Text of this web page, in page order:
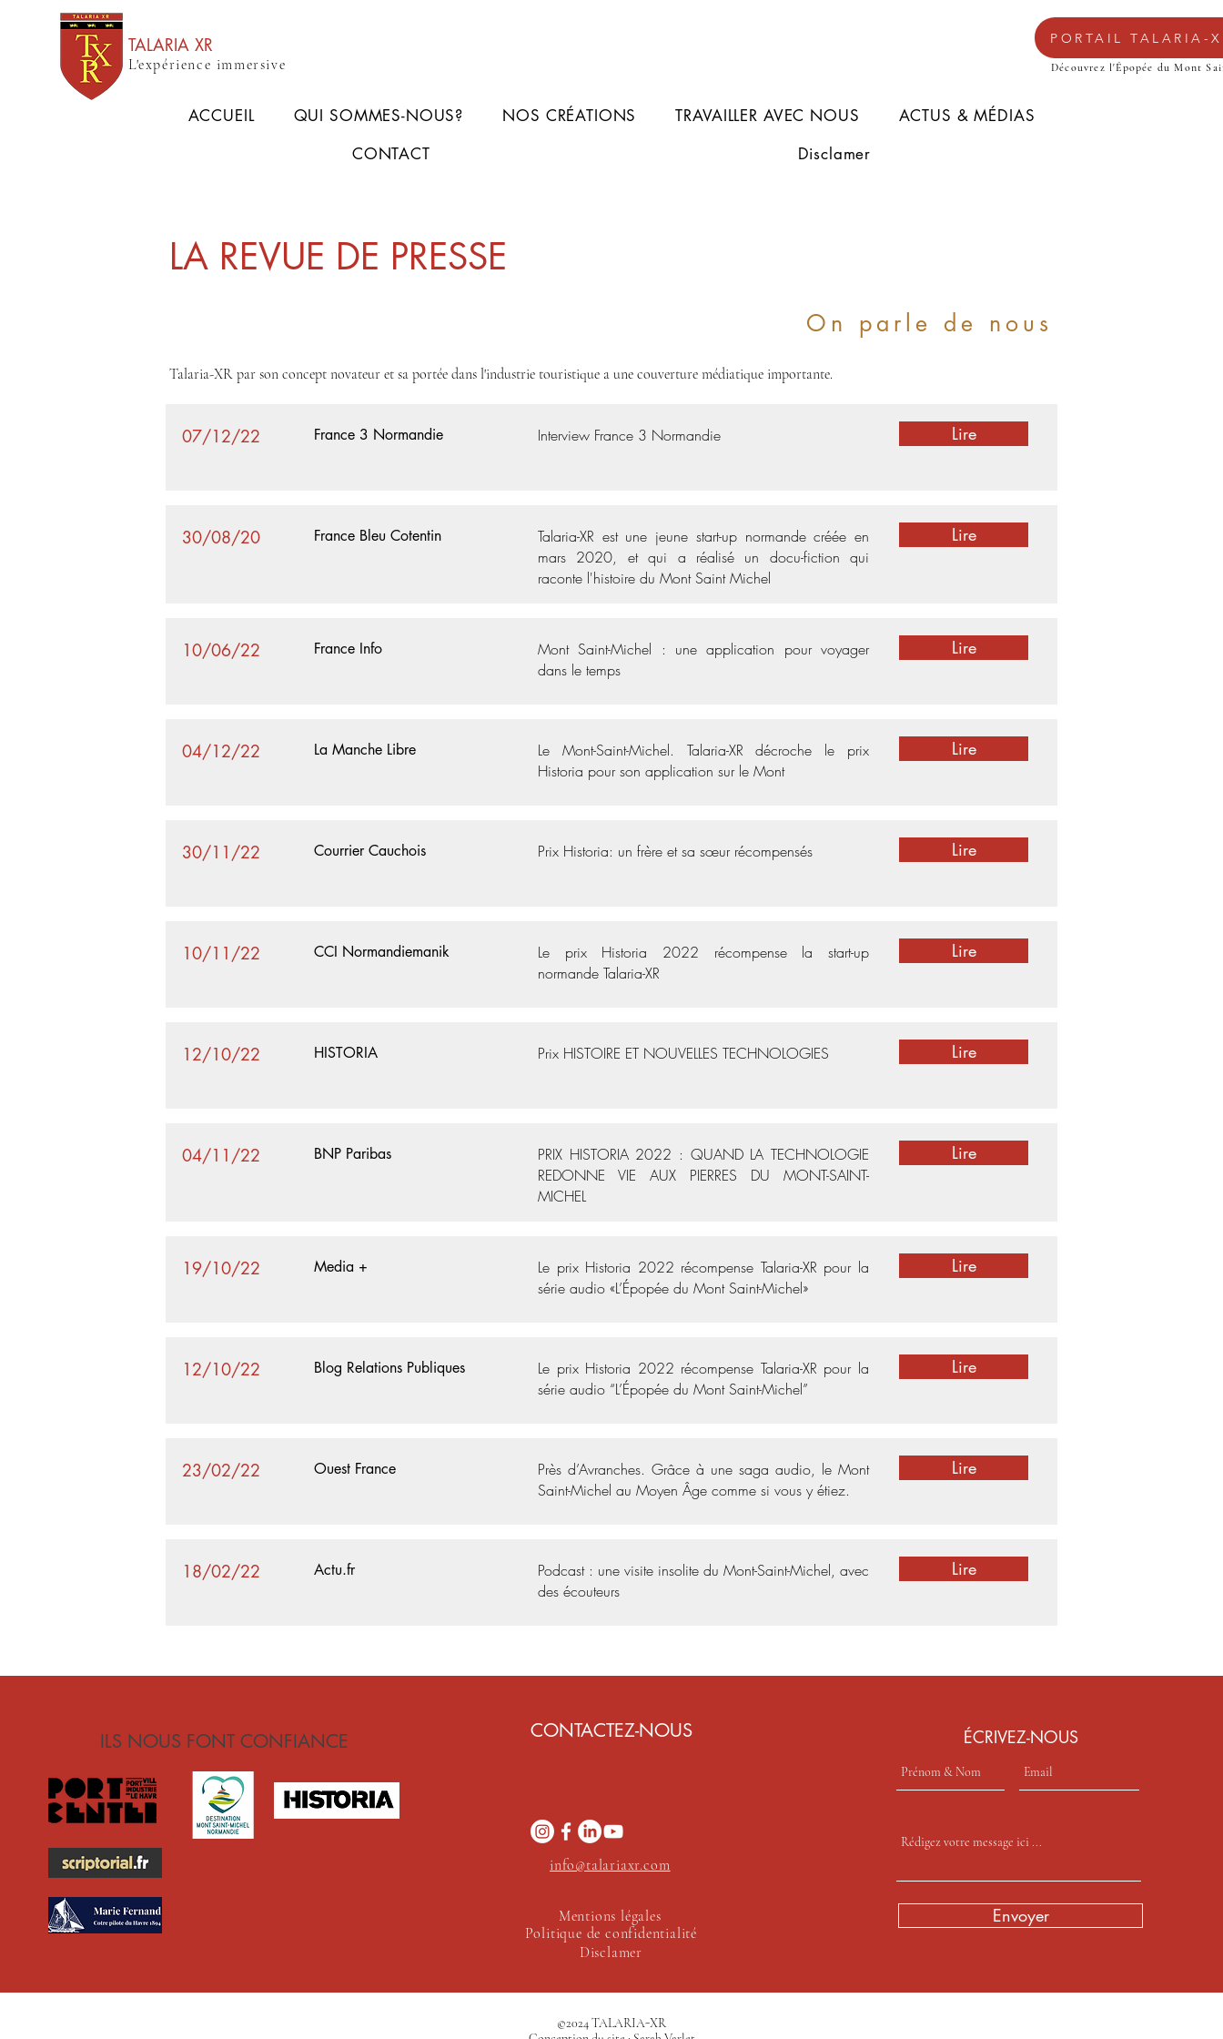
TALARIA XR
L'expérience immersive
PORTAIL TALARIA-
Découvrez l'Épopée du Mont
ACCUEIL QUI SOMMES-NOUS? NOS CRÉATIONS TRAVAILLER AVEC NOUS
ACTUS & MÉDIAS
CONTACT
Disclamer
LA REVUE DE PRESSE
On parle de nous
Talaria-XR par son concept novateur et sa portée dans l'industrie touristique a une couverture médiatique importante.
07/12/22 France 3 Normandie Interview France 3 Normandie Lire
30/08/20 France Bleu Cotentin
Talaria-XR est une jeune start-up normande créée en
mars 2020, et qui a réalisé un docu-fiction qui
raconte l'histoire du Mont Saint Michel
Lire
10/06/22 France Info
Mont Saint-Michel : une application pour voyager
dans le temps
Lire
04/12/22 La Manche Libre
Le Mont-Saint-Michel. Talaria-XR décroche le prix
Historia pour son application sur le Mont
Lire
30/11/22 Courrier Cauchois Prix Historia: un frère et sa sœur récompensés Lire
10/11/22 CCI Normandiemanik
Le prix Historia 2022 récompense la start-up
normande Talaria-XR
Lire
12/10/22 HISTORIA Prix HISTOIRE ET NOUVELLES TECHNOLOGIES Lire
04/11/22 BNP Paribas
PRIX HISTORIA 2022 : QUAND LA TECHNOLOGIE
REDONNE VIE AUX PIERRES DU MONT-SAINT-
MICHEL
Lire
19/10/22 Media +
Le prix Historia 2022 récompense Talaria-XR pour la
série audio «L’Épopée du Mont Saint-Michel»
Lire
12/10/22 Blog Relations Publiques
Le prix Historia 2022 récompense Talaria-XR pour la
série audio “L’Épopée du Mont Saint-Michel”
Lire
23/02/22 Ouest France
Près d’Avranches. Grâce à une saga audio, le Mont
Saint-Michel au Moyen Âge comme si vous y étiez.
Lire
18/02/22 Actu.fr
Podcast : une visite insolite du Mont-Saint-Michel, avec
des écouteurs
Lire
ILS NOUS FONT CONFIANCE CONTACTEZ-NOUS
info@talariaxr.com
Mentions légales
Politique de confidentialité
​ÉCRIVEZ-NOUS
Envoyer
Disclamer
©2024 TALARIA-XR